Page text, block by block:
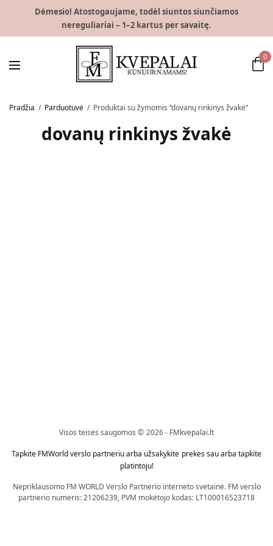
Dėmesio! Atostogaujame, todėl siuntos siunčiamos
nereguliariai – 1–2 kartus per savaitę.
0
Pradžia / Parduotuvė / Produktai su žymomis “dovanų rinkinys žvakė”
dovanų rinkinys žvakė
Visos teisės saugomos © 2026 - FMkvepalai.lt
Tapkite FMWorld verslo partneriu arba užsakykite prekes sau arba tapkite
platintoju!
Nepriklausomo FM WORLD Verslo Partnerio interneto svetainė. FM verslo
partnerio numeris: 21206239, PVM mokėtojo kodas: LT100016523718